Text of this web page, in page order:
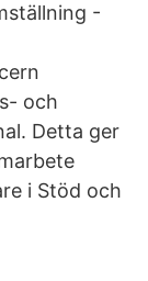
-
och
Detta ger
i Stöd och